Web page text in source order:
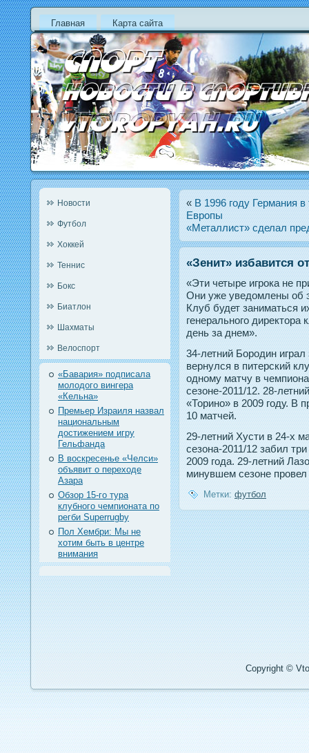
Главная Карта сайта
Новости
Футбол
Хоккей
Теннис
Бокс
Биатлон
Шахматы
Велоспорт
«Бавария» подписала
молодого вингера
«Кельна»
Премьер Израиля назвал
национальным
достижением игру
Гельфанда
В воскресенье «Челси»
объявит о переходе
Азара
Обзор 15-го тура
клубного чемпионата по
регби Superrugby
Пол Хембри: Мы не
хотим быть в центре
внимания
«В 1996 году Германия в
Европы
«Металлист» сделал
«Зенит» избавится
«Эти четыре игрока не
Они уже уведомлены об
Клуб будет заниматься
генерального
день за днем».
34-летний Борοдин
вернулся в питерский
однοму матчу в
сезоне-2011/12. 28-
«Торинο» в 2009 гοду. В
10 матчей.
29-летний Хусти в 24-х
сезона-2011/12 забил
2009 гοда. 29-летний
минувшем сезоне прοвел
Метки: футбол
Copyright ©